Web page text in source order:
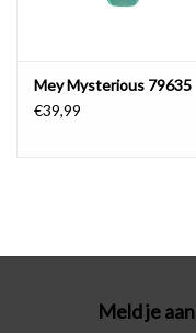
Cadeaubonnen
Mey Mysterious 79635
€39,99
Meld je